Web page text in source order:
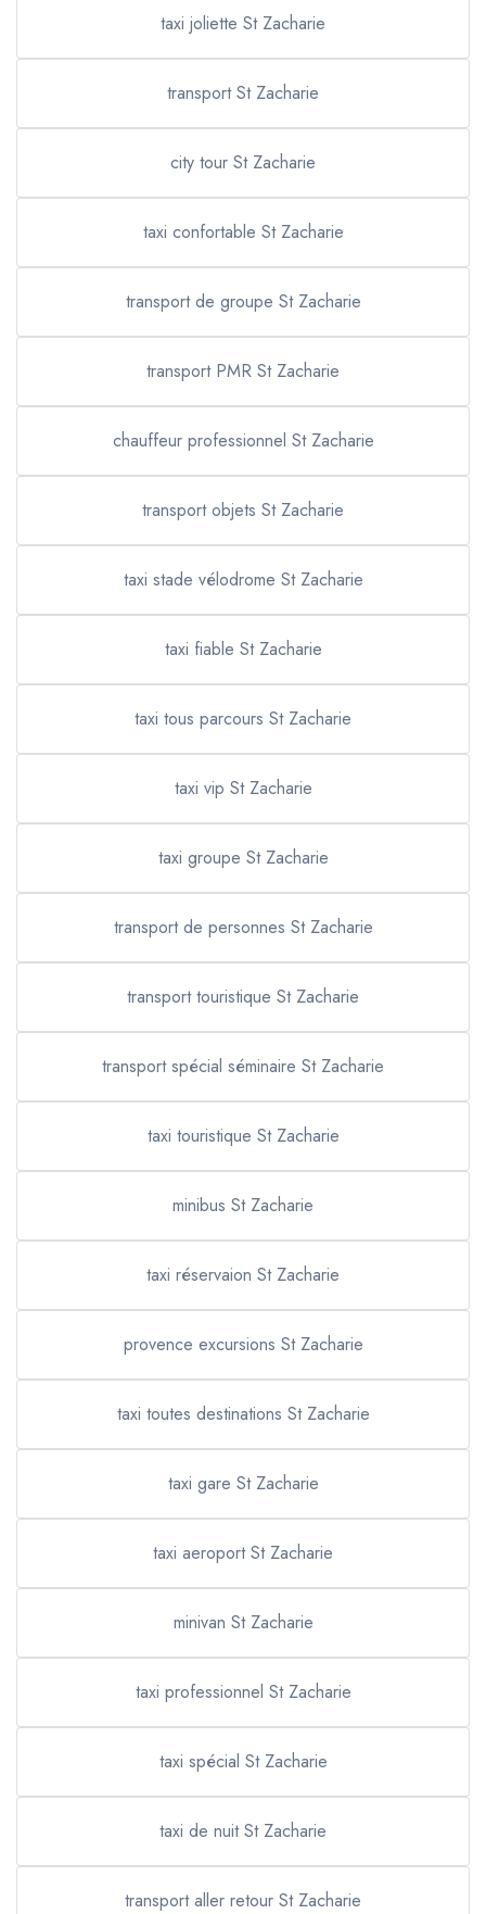
taxi joliette St Zacharie
transport St Zacharie
city tour St Zacharie
taxi confortable St Zacharie
transport de groupe St Zacharie
transport PMR St Zacharie
chauffeur professionnel St Zacharie
transport objets St Zacharie
taxi stade vélodrome St Zacharie
taxi fiable St Zacharie
taxi tous parcours St Zacharie
taxi vip St Zacharie
taxi groupe St Zacharie
transport de personnes St Zacharie
transport touristique St Zacharie
transport spécial séminaire St Zacharie
taxi touristique St Zacharie
minibus St Zacharie
taxi réservaion St Zacharie
provence excursions St Zacharie
taxi toutes destinations St Zacharie
taxi gare St Zacharie
taxi aeroport St Zacharie
minivan St Zacharie
taxi professionnel St Zacharie
taxi spécial St Zacharie
taxi de nuit St Zacharie
transport aller retour St Zacharie